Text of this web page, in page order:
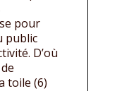
pour
public
D’où
toile (6)